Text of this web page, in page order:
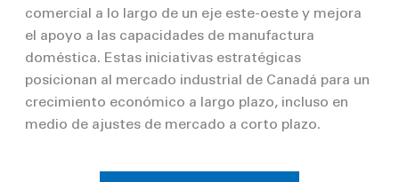
comercial a lo largo de un eje este-oeste y mejora
el apoyo a las capacidades de manufactura
doméstica. Estas iniciativas estratégicas
posicionan al mercado industrial de Canadá para un
crecimiento económico a largo plazo, incluso en
medio de ajustes de mercado a corto plazo.